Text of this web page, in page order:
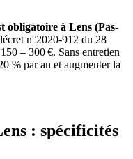
obligatoire à Lens (Pas-
n°2020-912 du 28
– 300 €. Sans entretien
% par an et augmenter la
: spécificités